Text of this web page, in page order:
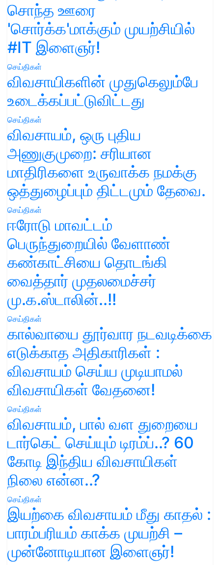
சொந்த ஊரை
'சொர்க்க'மாக்கும் முயற்சியில்
#IT இளைஞர்!
செய்திகள்
விவசாயிகளின் முதுகெலும்பே
உடைக்கப்பட்டுவிட்டது
செய்திகள்
விவசாயம், ஒரு புதிய
அணுகுமுறை: சரியான
மாதிரிகளை உருவாக்க நமக்கு
ஒத்துழைப்பும் திட்டமும் தேவை.
செய்திகள்
ஈரோடு மாவட்டம்
பெருந்துறையில் வேளாண்
கண்காட்சியை தொடங்கி
வைத்தார் முதலமைச்சர்
மு.க.ஸ்டாலின்..!!
செய்திகள்
கால்வாயை தூர்வார நடவடிக்கை
எடுக்காத அதிகாரிகள் :
விவசாயம் செய்ய முடியாமல்
விவசாயிகள் வேதனை!
செய்திகள்
விவசாயம், பால் வள துறையை
டார்கெட் செய்யும் டிரம்ப்..? 60
கோடி இந்திய விவசாயிகள்
நிலை என்ன..?
செய்திகள்
இயற்கை விவசாயம் மீது காதல் :
பாரம்பரியம் காக்க முயற்சி –
முன்னோடியான இளைஞர்!